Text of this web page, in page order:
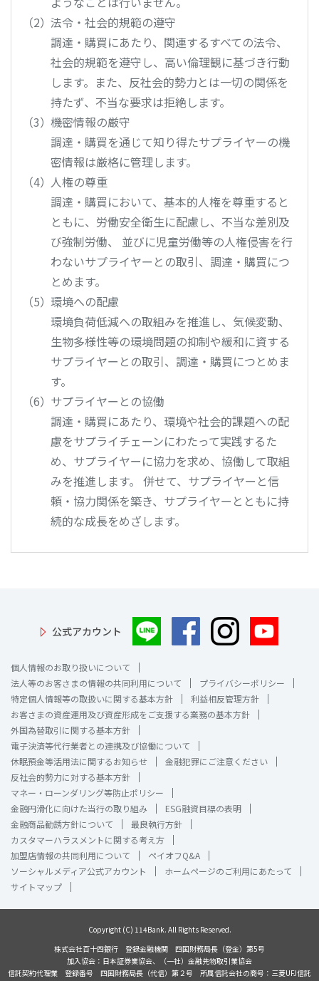
法令・社会的規範の遵守
調達・購買にあたり、関連するすべての法令、
社会的規範を遵守し、高い倫理観に基づき行動
します。また、反社会的勢力とは一切の関係を
持たず、不当な要求は拒絶します。
機密情報の厳守
調達・購買を通じて知り得たサプライヤーの機
密情報は厳格に管理します。
人権の尊重
調達・購買において、基本的人権を尊重すると
ともに、労働安全衛生に配慮し、不当な差別及
び強制労働、 並びに児童労働等の人権侵害を行
わないサプライヤーとの取引、調達・購買につ
とめます。
環境への配慮
環境負荷低減への取組みを推進し、気候変動、
生物多様性等の環境問題の抑制や緩和に資する
サプライヤーとの取引、調達・購買につとめま
す。
サプライヤーとの協働
調達・購買にあたり、環境や社会的課題への配
慮をサプライチェーンにわたって実践するた
め、サプライヤーに協力を求め、協働して取組
みを推進します。 併せて、サプライヤーと信
頼・協力関係を築き、サプライヤーとともに持
続的な成長をめざします。
公式アカウント
個人情報のお取り扱いについて
法人等のお客さまの情報の共同利用について
プライバシーポリシー
特定個人情報等の取扱いに関する基本方針
利益相反管理方針
お客さまの資産運用及び資産形成をご支援する業務の基本方針
外国為替取引に関する基本方針
電子決済等代行業者との連携及び協働について
休眠預金等活用法に関するお知らせ
金融犯罪にご注意ください
反社会的勢力に対する基本方針
マネー・ローンダリング等防止ポリシー
金融円滑化に向けた当行の取り組み
ESG融資目標の表明
金融商品勧誘方針について
最良執行方針
カスタマーハラスメントに関する考え方
加盟店情報の共同利用について
ペイオフQ&A
ソーシャルメディア公式アカウント
ホームページのご利用にあたって
サイトマップ
Copyright (C) 114Bank. All Rights Reserved.
株式会社百十四銀行 登録金融機関 四国財務局長（登金）第5号
加入協会：日本証券業協会、（一社）金融先物取引業協会
信託契約代理業 登録番号 四国財務局長（代信）第２号 所属信託会社の商号：三菱UFJ信託